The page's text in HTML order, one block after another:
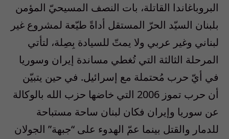
البروباغاندا القاتلة، بات النصف المسيحيّ المؤمن
بلبنان السيّد الحرّ المستقل أداةً طيّعة لمشروع غير
لبناني وغير عربي ولا يمتّ للسيادة بِصِلة، لتأتي
المرحلة الثالثة التي تُغطي مساندة إيران وسوريا
في أيّ حرب مُحتملة مع إسرائيل. في حين يتبيّن
أن حرب تموز 2006 التي خاضها حزب الله بالوكالة
عن سوريا وإيران فكان لبنان ساحة مستباحة
للدمار والقتل بينما عمّ الهدوء على “جبهة” الجولان